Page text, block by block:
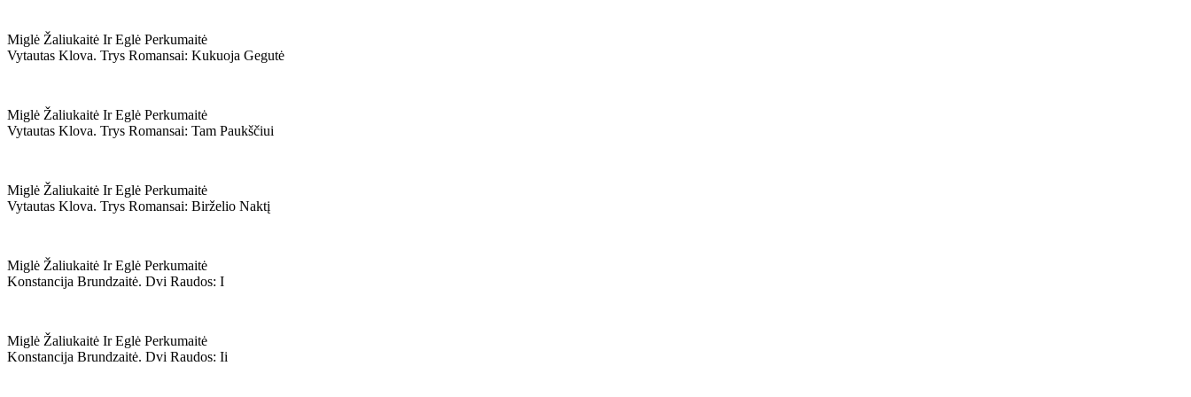
Miglė Žaliukaitė Ir Eglė Perkumaitė
Vytautas Klova. Trys Romansai: Kukuoja Gegutė
Miglė Žaliukaitė Ir Eglė Perkumaitė
Vytautas Klova. Trys Romansai: Tam Paukščiui
Miglė Žaliukaitė Ir Eglė Perkumaitė
Vytautas Klova. Trys Romansai: Birželio Naktį
Miglė Žaliukaitė Ir Eglė Perkumaitė
Konstancija Brundzaitė. Dvi Raudos: I
Miglė Žaliukaitė Ir Eglė Perkumaitė
Konstancija Brundzaitė. Dvi Raudos: Ii